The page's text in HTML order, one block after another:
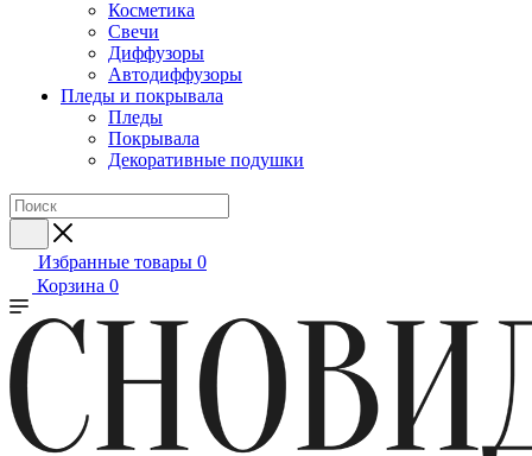
Косметика
Свечи
Диффузоры
Автодиффузоры
Пледы и покрывала
Пледы
Покрывала
Декоративные подушки
Избранные товары 0
Корзина 0